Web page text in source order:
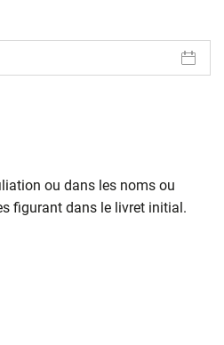
ou dans les noms ou
figurant dans le livret initial.